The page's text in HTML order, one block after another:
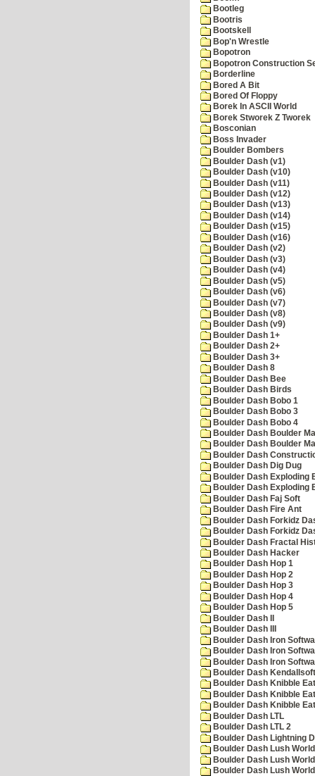
Bootleg
Bootris
Bootskell
Bop'n Wrestle
Bopotron
Bopotron Construction
Borderline
Bored A Bit
Bored Of Floppy
Borek In ASCII World
Borek Stworek Z Tworek
Bosconian
Boss Invader
Boulder Bombers
Boulder Dash (v1)
Boulder Dash (v10)
Boulder Dash (v11)
Boulder Dash (v12)
Boulder Dash (v13)
Boulder Dash (v14)
Boulder Dash (v15)
Boulder Dash (v16)
Boulder Dash (v2)
Boulder Dash (v3)
Boulder Dash (v4)
Boulder Dash (v5)
Boulder Dash (v6)
Boulder Dash (v7)
Boulder Dash (v8)
Boulder Dash (v9)
Boulder Dash 1+
Boulder Dash 2+
Boulder Dash 3+
Boulder Dash 8
Boulder Dash Bee
Boulder Dash Birds
Boulder Dash Bobo 1
Boulder Dash Bobo 3
Boulder Dash Bobo 4
Boulder Dash Boulder
Boulder Dash Boulder
Boulder Dash
Boulder Dash Dig Dug
Boulder Dash Exploding
Boulder Dash Exploding
Boulder Dash Faj Soft
Boulder Dash Fire Ant
Boulder Dash Forkidz
Boulder Dash Forkidz
Boulder Dash Fractal
Boulder Dash Hacker
Boulder Dash Hop 1
Boulder Dash Hop 2
Boulder Dash Hop 3
Boulder Dash Hop 4
Boulder Dash Hop 5
Boulder Dash II
Boulder Dash III
Boulder Dash Iron
Boulder Dash Iron
Boulder Dash Iron
Boulder Dash
Boulder Dash Knibble
Boulder Dash Knibble
Boulder Dash Knibble
Boulder Dash LTL
Boulder Dash LTL 2
Boulder Dash Lightning
Boulder Dash Lush
Boulder Dash Lush
Boulder Dash Lush